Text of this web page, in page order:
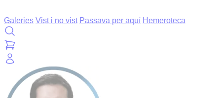
Galeries Vist i no vist Passava per aquí Hemeroteca